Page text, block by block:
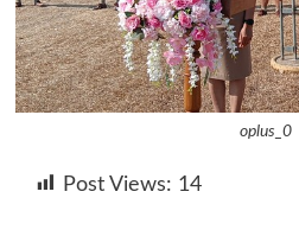
oplus_0
Post Views: 14